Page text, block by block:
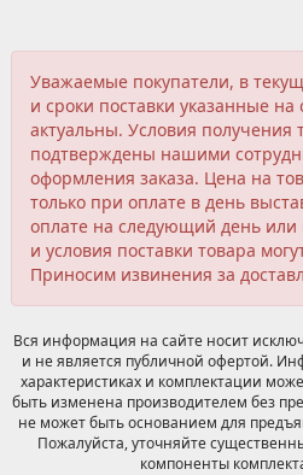
Уважаемые покупатели, в
и сроки поставки указанные на
актуальны. Условия получения
подтверждены нашими
оформления заказа. Цена на
только при оплате в день
оплате на следующий день или
и условия поставки товара
Приносим извинения за
Вся информация на сайте носит
и не является публичной офертой.
характеристиках и комплектации
быть изменена производителем без
не может быть основанием для
Пожалуйста, уточняйте
компоненты